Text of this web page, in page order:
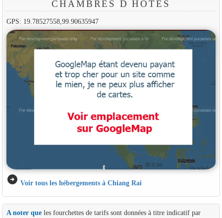
CHAMBRES D HÔTES
GPS: 19.78527558,99.90635947
arrow_circle_right Voir tous les hébergements à Chiang Rai
A noter queles fourchettes de tarifs sont données à titre indicatif par